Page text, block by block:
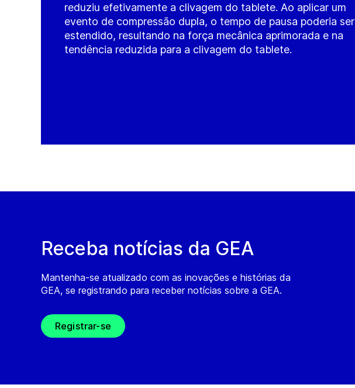
reduziu efetivamente a clivagem do tablete. Ao aplicar um
evento de compressão dupla, o tempo de pausa poderia ser
estendido, resultando na força mecânica aprimorada e na
tendência reduzida para a clivagem do tablete.
Receba notícias da GEA
Mantenha-se atualizado com as inovações e histórias da
GEA, se registrando para receber notícias sobre a GEA.
Registrar-se